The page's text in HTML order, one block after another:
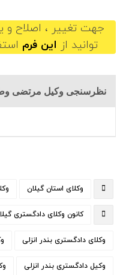
جهت تغییر ، اصلاح و
توانید از این فرم
نظرسنجی وکیل مرتضی
وکلای استان گیلان
کانون وکلای دادگستری
وکلای دادگستری بندر انزلی
وکیل دادگستری بندر انزلی